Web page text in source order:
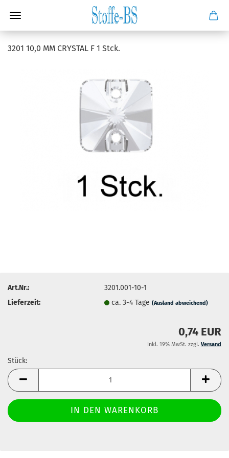
3201 10,0 MM CRYSTAL F 1 Stck.
Art.Nr.:
3201.001-10-1
Lieferzeit:
ca. 3-4 Tage(Ausland abweichend)
0,74 EUR
inkl. 19% MwSt. zzgl. Versand
Stück:
Stück